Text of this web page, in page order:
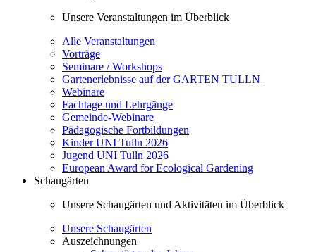
Unsere Veranstaltungen im Überblick
Alle Veranstaltungen
Vorträge
Seminare / Workshops
Gartenerlebnisse auf der GARTEN TULLN
Webinare
Fachtage und Lehrgänge
Gemeinde-Webinare
Pädagogische Fortbildungen
Kinder UNI Tulln 2026
Jugend UNI Tulln 2026
European Award for Ecological Gardening
Schaugärten
Unsere Schaugärten und Aktivitäten im Überblick
Unsere Schaugärten
Auszeichnungen